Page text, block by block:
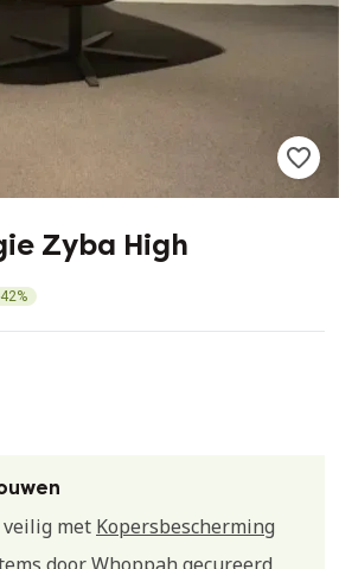
Zyba High
42%
veilig met Kopersbescherming